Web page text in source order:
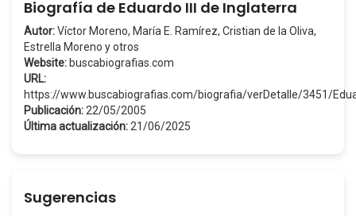
Biografía de Eduardo III de Inglaterra
Autor:Víctor Moreno, María E. Ramírez, Cristian de la Oliva,
Estrella Moreno y otros
Website: buscabiografias.com
URL:
https://www.buscabiografias.com/biografia/verDetalle/3451/
Publicación: 22/05/2005
Última actualización: 21/06/2025
Sugerencias